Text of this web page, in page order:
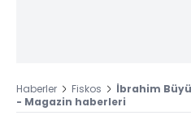
Haberler Fiskos
İbrahim
- Magazin haberleri